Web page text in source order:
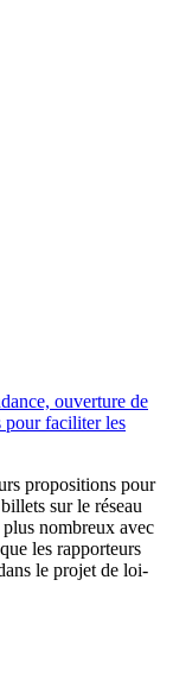
ouverture de
pour faciliter les
propositions pour
sur le réseau
nombreux avec
les rapporteurs
le projet de loi-